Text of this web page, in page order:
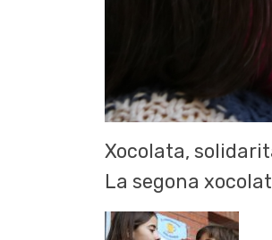
Xocolata,
La segona